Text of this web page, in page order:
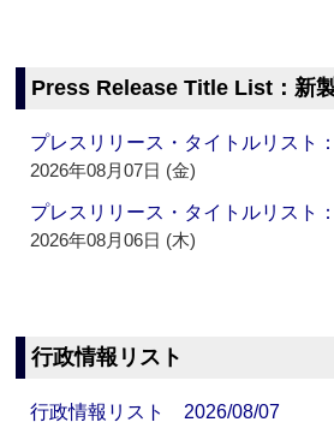
Press Release Title List：新
プレスリリース・タイトルリス
2026年08月07日 (金)
プレスリリース・タイトルリス
2026年08月06日 (木)
行政情報リスト
行政情報リスト 2026/08/07